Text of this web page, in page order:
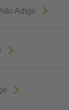
Adige